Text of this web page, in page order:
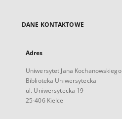
DANE KONTAKTOWE
Adres
Uniwersytet Jana Kochanowskiego
Biblioteka Uniwersytecka
ul. Uniwersytecka 19
25-406 Kielce